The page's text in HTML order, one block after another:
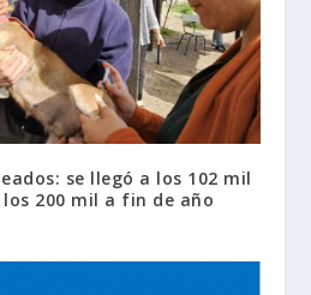
se llegó a los 102 mil
200 mil a fin de año